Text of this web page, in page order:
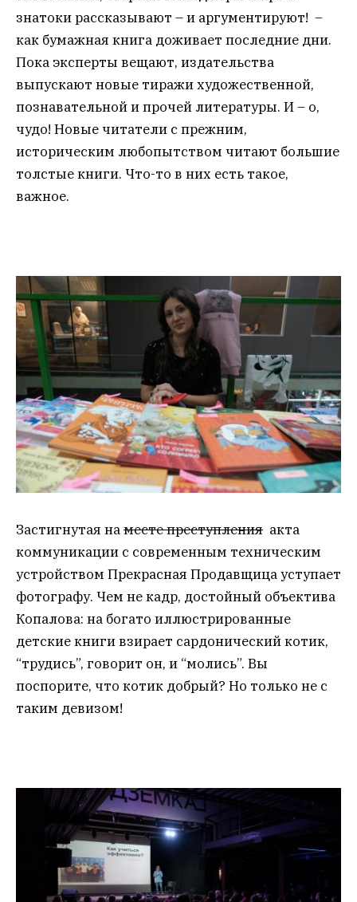
знатоки рассказывают – и аргументируют! –
как бумажная книга доживает последние дни.
Пока эксперты вещают, издательства
выпускают новые тиражи художественной,
познавательной и прочей литературы. И – о,
чудо! Новые читатели с прежним,
историческим любопытством читают большие
толстые книги. Что-то в них есть такое,
важное.
Застигнутая наместе преступления акта
коммуникации с современным техническим
устройством Прекрасная Продавщица уступает
фотографу. Чем не кадр, достойный объектива
Копалова: на богато иллюстрированные
детские книги взирает сардонический котик,
“трудись”, говорит он, и “молись”. Вы
поспорите, что котик добрый? Но только не с
таким девизом!